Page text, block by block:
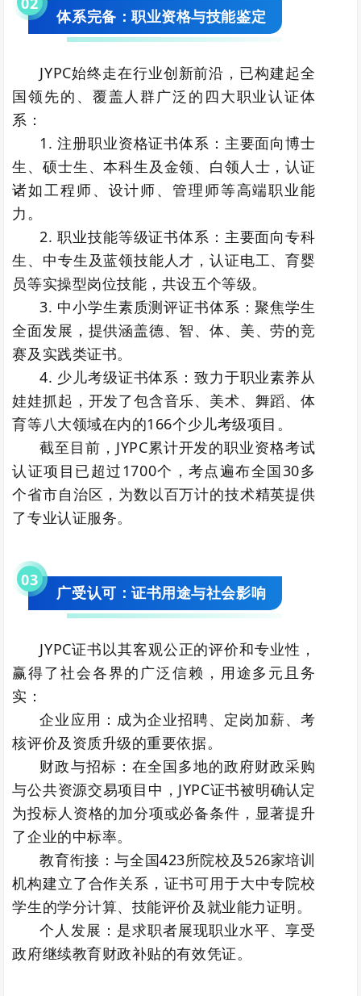
体系完备：职业资格与技能鉴定
JYPC始终走在行业创新前沿，已构建起全
国领先的、覆盖人群广泛的四大职业认证体
系：
1. 注册职业资格证书体系：主要面向博士
生、硕士生、本科生及金领、白领人士，认证
诸如工程师、设计师、管理师等高端职业能
力。
2. 职业技能等级证书体系：主要面向专科
生、中专生及蓝领技能人才，认证电工、育婴
员等实操型岗位技能，共设五个等级。
3. 中小学生素质测评证书体系：聚焦学生
全面发展，提供涵盖德、智、体、美、劳的竞
赛及实践类证书。
4. 少儿考级证书体系：致力于职业素养从
娃娃抓起，开发了包含音乐、美术、舞蹈、体
育等八大领域在内的166个少儿考级项目。
截至目前，JYPC累计开发的职业资格考试
认证项目已超过1700个，考点遍布全国30多
个省市自治区，为数以百万计的技术精英提供
了专业认证服务。
03
广受认可：证书用途与社会影响
JYPC证书以其客观公正的评价和专业性，
赢得了社会各界的广泛信赖，用途多元且务
实：
企业应用：成为企业招聘、定岗加薪、考
核评价及资质升级的重要依据。
财政与招标：在全国多地的政府财政采购
与公共资源交易项目中，JYPC证书被明确认定
为投标人资格的加分项或必备条件，显著提升
了企业的中标率。
教育衔接：与全国423所院校及526家培训
机构建立了合作关系，证书可用于大中专院校
学生的学分计算、技能评价及就业能力证明。
个人发展：是求职者展现职业水平、享受
政府继续教育财政补贴的有效凭证。